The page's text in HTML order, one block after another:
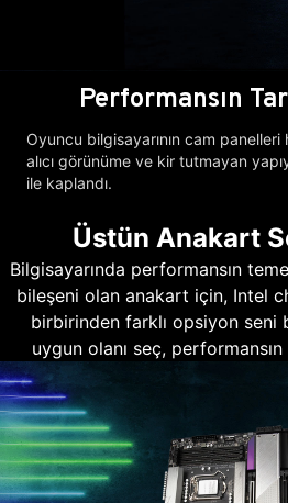
Performansın
Oyuncu bilgisayarının cam
alıcı görünüme ve kir tutmayan
ile kaplandı.
Üstün Anakart
Bilgisayarında performansın
bileşeni olan anakart için, Intel
birbirinden farklı opsiyon seni
uygun olanı seç, performansın